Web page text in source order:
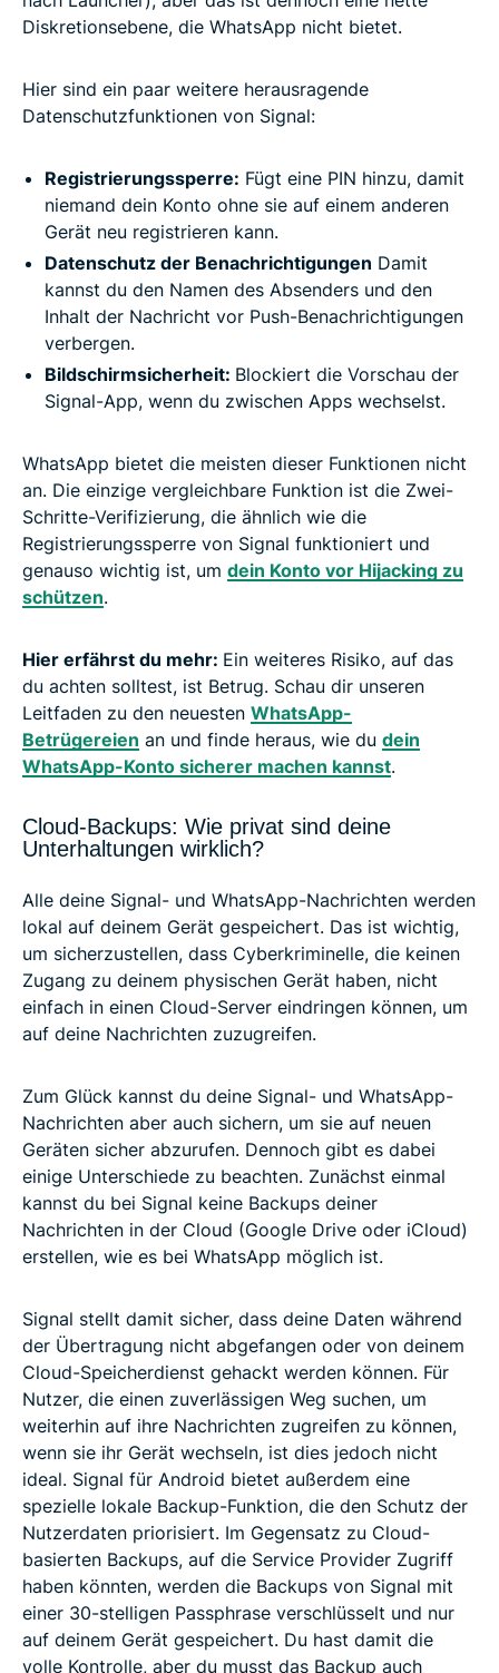
Diskretionsebene, die WhatsApp nicht bietet.
Hier sind ein paar weitere herausragende
Datenschutzfunktionen von Signal:
Registrierungssperre: Fügt eine PIN hinzu, damit
niemand dein Konto ohne sie auf einem anderen
Gerät neu registrieren kann.
Datenschutz der Benachrichtigungen Damit
kannst du den Namen des Absenders und den
Inhalt der Nachricht vor Push-Benachrichtigungen
verbergen.
Bildschirmsicherheit: Blockiert die Vorschau der
Signal-App, wenn du zwischen Apps wechselst.
WhatsApp bietet die meisten dieser Funktionen nicht
an. Die einzige vergleichbare Funktion ist die Zwei-
Schritte-Verifizierung, die ähnlich wie die
Registrierungssperre von Signal funktioniert und
genauso wichtig ist, um dein Konto vor Hijacking zu
schützen.
Hier erfährst du mehr: Ein weiteres Risiko, auf das
du achten solltest, ist Betrug. Schau dir unseren
Leitfaden zu den neuesten WhatsApp-
Betrügereien an und finde heraus, wie du dein
WhatsApp-Konto sicherer machen kannst.
Cloud-Backups: Wie privat sind deine
Unterhaltungen wirklich?
Alle deine Signal- und WhatsApp-Nachrichten werden
lokal auf deinem Gerät gespeichert. Das ist wichtig,
um sicherzustellen, dass Cyberkriminelle, die keinen
Zugang zu deinem physischen Gerät haben, nicht
einfach in einen Cloud-Server eindringen können, um
auf deine Nachrichten zuzugreifen.
Zum Glück kannst du deine Signal- und WhatsApp-
Nachrichten aber auch sichern, um sie auf neuen
Geräten sicher abzurufen. Dennoch gibt es dabei
einige Unterschiede zu beachten. Zunächst einmal
kannst du bei Signal keine Backups deiner
Nachrichten in der Cloud (Google Drive oder iCloud)
erstellen, wie es bei WhatsApp möglich ist.
Signal stellt damit sicher, dass deine Daten während
der Übertragung nicht abgefangen oder von deinem
Cloud-Speicherdienst gehackt werden können. Für
Nutzer, die einen zuverlässigen Weg suchen, um
weiterhin auf ihre Nachrichten zugreifen zu können,
wenn sie ihr Gerät wechseln, ist dies jedoch nicht
ideal. Signal für Android bietet außerdem eine
spezielle lokale Backup-Funktion, die den Schutz der
Nutzerdaten priorisiert. Im Gegensatz zu Cloud-
basierten Backups, auf die Service Provider Zugriff
haben könnten, werden die Backups von Signal mit
einer 30-stelligen Passphrase verschlüsselt und nur
auf deinem Gerät gespeichert. Du hast damit die
volle Kontrolle, aber du musst das Backup auch